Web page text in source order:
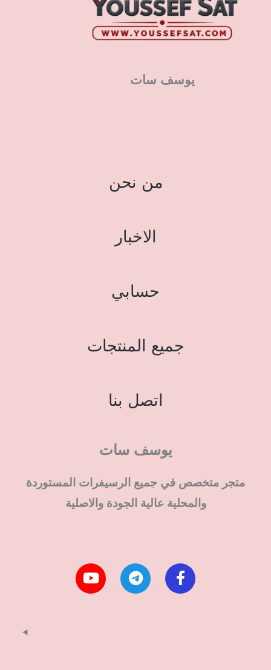
يوسف سات
من نحن
الاخبار
حسابي
جميع المنتجات
اتصل بنا
يوسف سات
متجر متخصص في جميع الرسيفرات المستوردة
والمحلية عالية الجودة والاصلية